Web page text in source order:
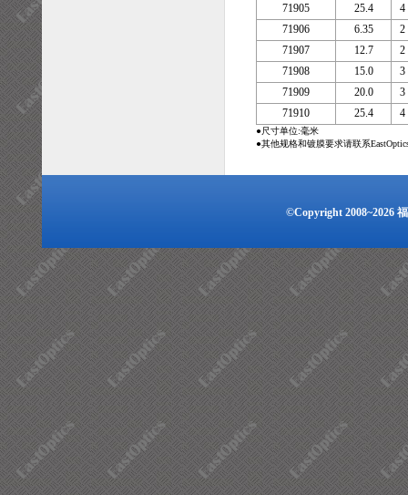
71905
25.4
4
71906
6.35
2
71907
12.7
2
71908
15.0
3
71909
20.0
3
71910
25.4 4
●尺寸单位:毫米
●其他规格和镀膜要求请联系
©Copyright 2008~2026